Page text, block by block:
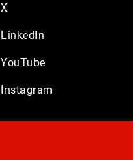
X
LinkedIn
YouTube
Instagram